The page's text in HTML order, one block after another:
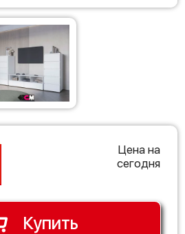
Цена на
сегодня
Купить